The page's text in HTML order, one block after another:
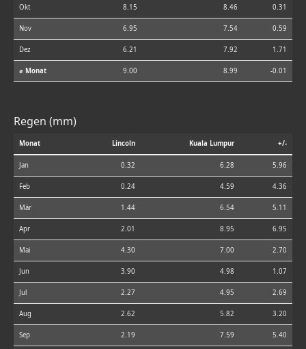
Okt 8.15 8.46 0.31
Nov 6.95 7.54 0.59
Dez 6.21 7.92 1.71
⌀ Monat 9.00 8.99 -0.01
Regen (mm)
Monat Lincoln Kuala Lumpur +/-
Jan 0.32 6.28 5.96
Feb 0.24 4.59 4.36
Mär 1.44 6.54 5.11
Apr 2.01 8.95 6.95
Mai 4.30 7.00 2.70
Jun 3.90 4.98 1.07
Jul 2.27 4.95 2.69
Aug 2.62 5.82 3.20
Sep 2.19 7.59 5.40